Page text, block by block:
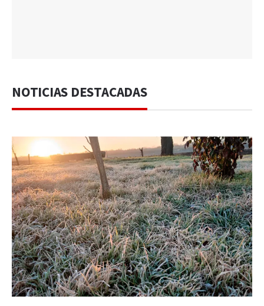
NOTICIAS DESTACADAS